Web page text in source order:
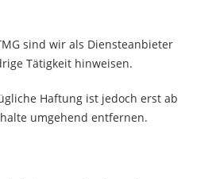
sind wir als Diensteanbieter
Tätigkeit hinweisen.
Haftung ist jedoch erst ab
umgehend entfernen.